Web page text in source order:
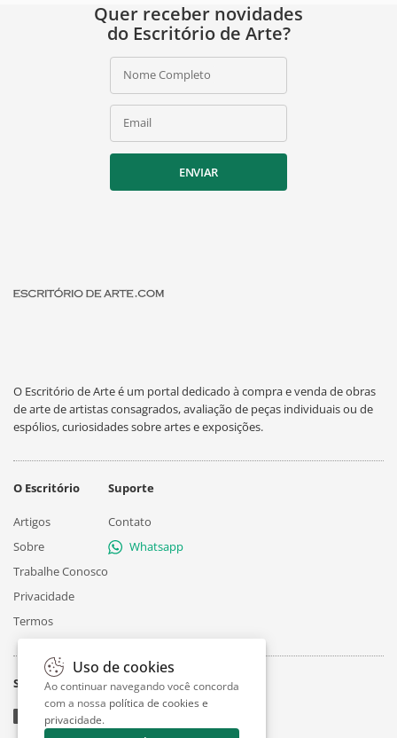
Quer receber novidades
do Escritório de Arte?
Nome Completo
Email
ENVIAR
O Escritório de Arte é um portal dedicado à compra e venda de obras
de arte de artistas consagrados, avaliação de peças individuais ou de
espólios, curiosidades sobre artes e exposições.
O Escritório
Artigos
Sobre
Trabalhe Conosco
Privacidade
Termos
Suporte
Contato
Whatsapp
Siga
Uso de cookies
Ao continuar navegando você concorda
com a nossa política de cookies e
privacidade.